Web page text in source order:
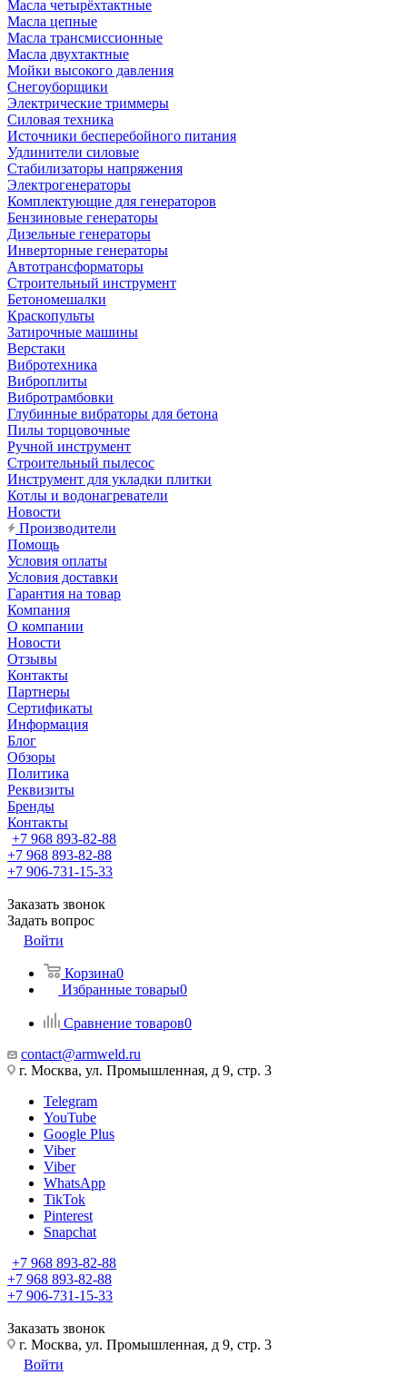
Масла четырёхтактные
Масла цепные
Масла трансмиссионные
Масла двухтактные
Мойки высокого давления
Снегоуборщики
Электрические триммеры
Силовая техника
Источники бесперебойного питания
Удлинители силовые
Стабилизаторы напряжения
Электрогенераторы
Комплектующие для генераторов
Бензиновые генераторы
Дизельные генераторы
Инверторные генераторы
Автотрансформаторы
Строительный инструмент
Бетономешалки
Краскопульты
Затирочные машины
Верстаки
Вибротехника
Виброплиты
Вибротрамбовки
Глубинные вибраторы для бетона
Пилы торцовочные
Ручной инструмент
Строительный пылесос
Инструмент для укладки плитки
Котлы и водонагреватели
Новости
Производители
Помощь
Условия оплаты
Условия доставки
Гарантия на товар
Компания
О компании
Новости
Отзывы
Контакты
Партнеры
Сертификаты
Информация
Блог
Обзоры
Политика
Реквизиты
Бренды
Контакты
+7 968 893-82-88
+7 968 893-82-88
+7 906-731-15-33
Заказать звонок
Задать вопрос
Войти
Корзина0
Избранные товары0
Сравнение товаров0
contact@armweld.ru
г. Москва, ул. Промышленная, д 9, стр. 3
Telegram
YouTube
Google Plus
Viber
Viber
WhatsApp
TikTok
Pinterest
Snapchat
+7 968 893-82-88
+7 968 893-82-88
+7 906-731-15-33
Заказать звонок
г. Москва, ул. Промышленная, д 9, стр. 3
Войти